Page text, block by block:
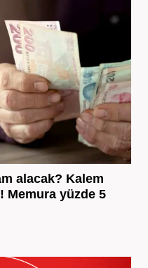
alacak? Kalem
Memura yüzde 5